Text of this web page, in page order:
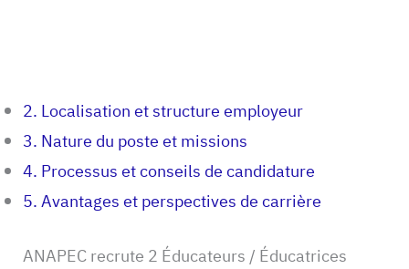
2. Localisation et structure employeur
3. Nature du poste et missions
4. Processus et conseils de candidature
5. Avantages et perspectives de carrière
ANAPEC recrute 2 Éducateurs / Éducatrices